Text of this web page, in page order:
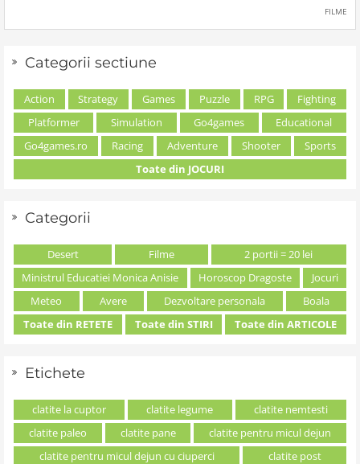
FILME
Categorii sectiune
Action Strategy Games Puzzle RPG
Fighting
Platformer
Simulation Go4games
Educational
Go4games.ro
Racing Adventure Shooter
Sports
Toate din JOCURI
Categorii
Desert Filme
2 portii = 20 lei
Ministrul Educatiei Monica Anisie
Horoscop Dragoste
Jocuri
Meteo
Avere Dezvoltare personala
Boala
Toate din RETETE
Toate din STIRI Toate din ARTICOLE
Etichete
clatite la cuptor clatite legume
clatite nemtesti
clatite paleo
clatite pane
clatite pentru micul dejun
clatite pentru micul dejun cu ciuperci
clatite post